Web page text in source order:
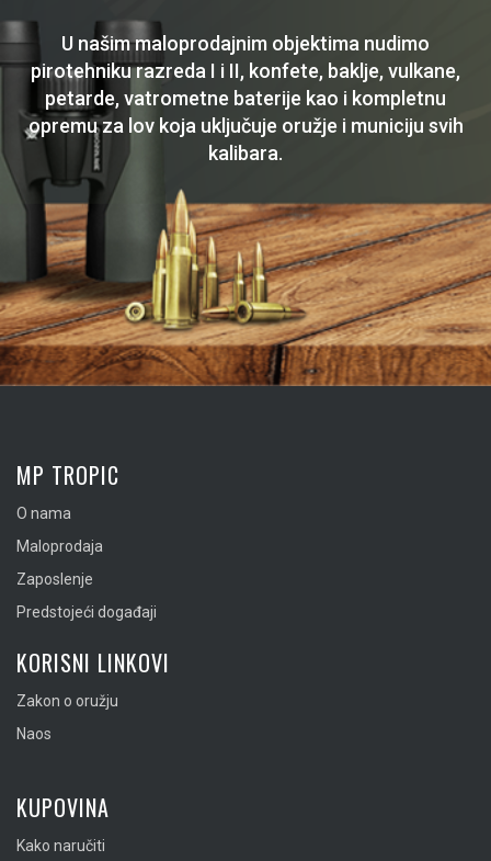
U našim maloprodajnim objektima nudimo
pirotehniku razreda I i II, konfete, baklje, vulkane,
petarde, vatrometne baterije kao i kompletnu
opremu za lov koja uključuje oružje i municiju svih
kalibara.
MP TROPIC
O nama
Maloprodaja
Zaposlenje
Predstojeći događaji
KORISNI LINKOVI
Zakon o oružju
Naos
KUPOVINA
Kako naručiti